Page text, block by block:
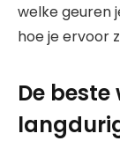
welke geuren
hoe je ervoor
De